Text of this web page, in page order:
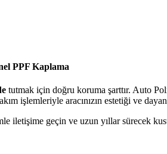
PPF Kaplama
tutmak için doğru koruma şarttır. Auto
işlemleriyle aracınızın estetiği ve
iletişime geçin ve uzun yıllar sürecek